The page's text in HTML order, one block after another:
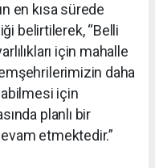
en kısa sürede
belirtilerek, “Belli
için mahalle
daha
için
planlı bir
etmektedir.”